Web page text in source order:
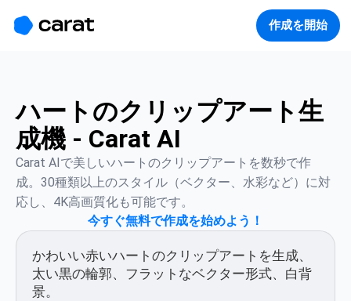
作成を開始
ハートのクリップアート生
成機 - Carat AI
Carat AIで美しいハートのクリップアートを数秒で作
成。30種類以上のスタイル（ベクター、水彩など）に対
応し、4K高画質化も可能です。
今すぐ無料で作成を始めよう！